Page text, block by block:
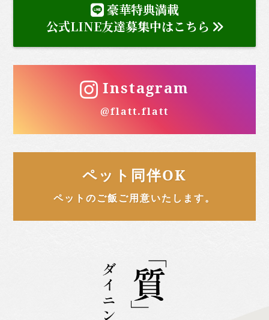
豪華特典満載
公式LINE友達募集中はこちら
Instagram
@flatt.flatt
ペット同伴OK
ペットのご飯ご用意いたします。